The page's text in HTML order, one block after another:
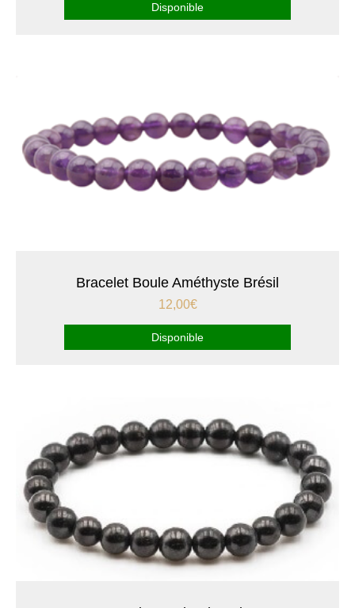
Disponible
Bracelet Boule Améthyste Brésil
12,00€
Disponible